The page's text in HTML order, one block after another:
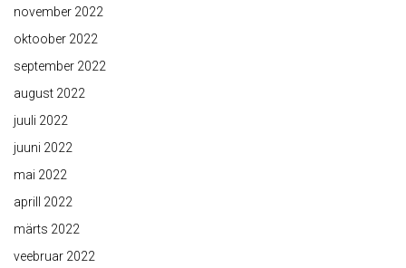
november 2022
oktoober 2022
september 2022
august 2022
juuli 2022
juuni 2022
mai 2022
aprill 2022
märts 2022
veebruar 2022